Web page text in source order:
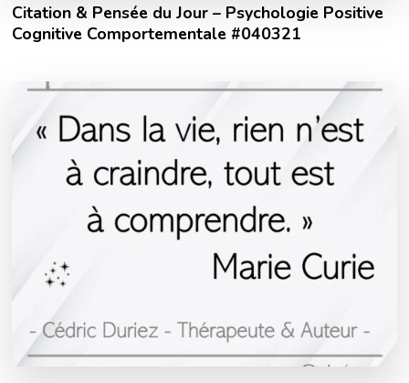
Citation & Pensée du Jour – Psychologie Positive
Cognitive Comportementale #040321